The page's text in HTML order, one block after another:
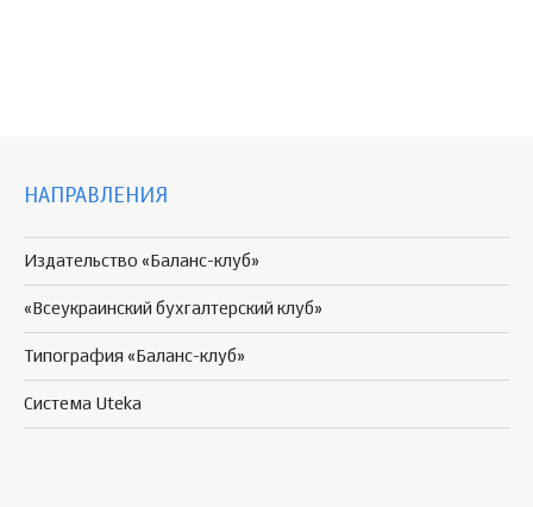
НАПРАВЛЕНИЯ
Издательство «Баланс-клуб»
«Всеукраинский бухгалтерский клуб»
Типография «Баланс-клуб»
Система Uteka